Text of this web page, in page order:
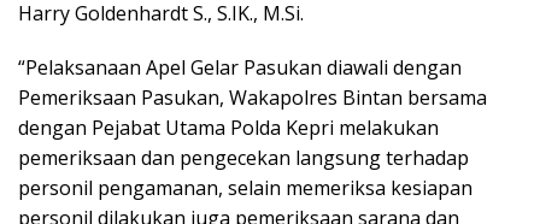
Harry Goldenhardt S., S.IK., M.Si.
“Pelaksanaan Apel Gelar Pasukan diawali dengan
Pemeriksaan Pasukan, Wakapolres Bintan bersama
dengan Pejabat Utama Polda Kepri melakukan
pemeriksaan dan pengecekan langsung terhadap
personil pengamanan, selain memeriksa kesiapan
personil dilakukan juga pemeriksaan sarana dan